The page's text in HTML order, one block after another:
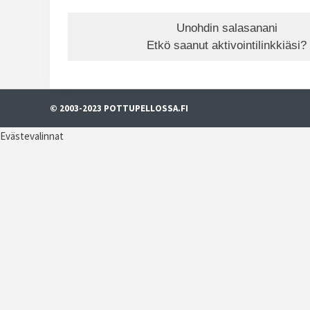
Unohdin salasanani
Etkö saanut aktivointilinkkiäsi?
© 2003-2023 POTTUPELLOSSA.FI
Evästevalinnat